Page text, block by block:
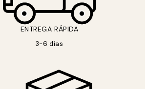
ENTREGA RÁPIDA
3-6 dias